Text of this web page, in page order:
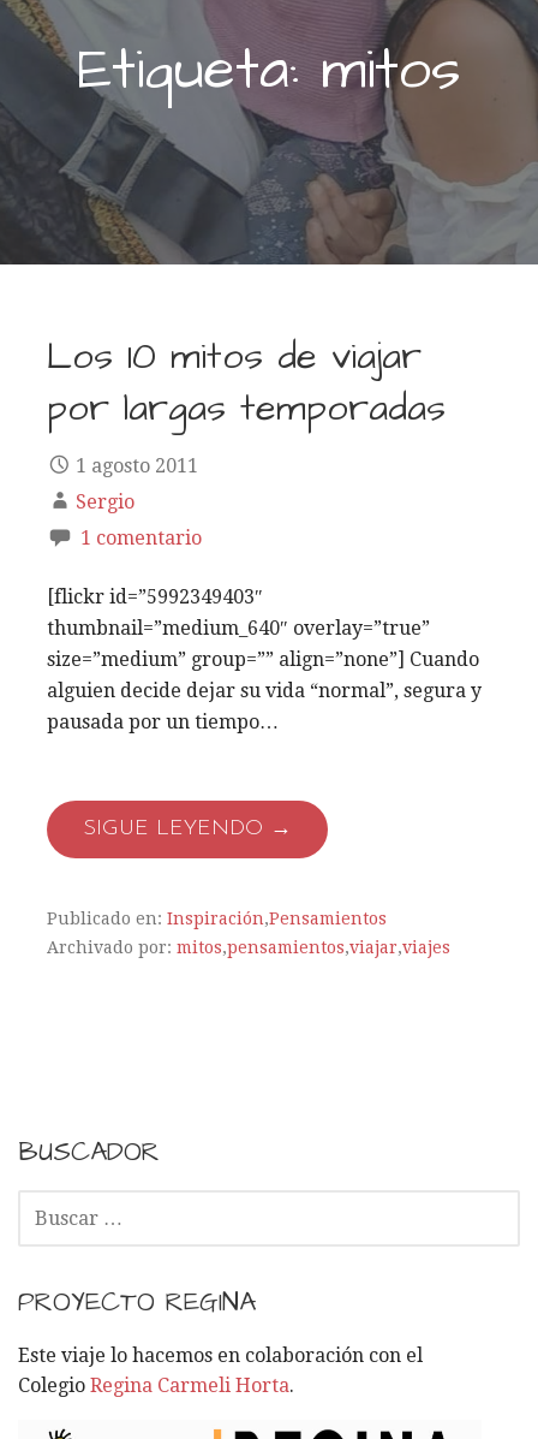
Etiqueta: mitos
Los 10 mitos de viajar
por largas temporadas
1 agosto 2011
Sergio
1 comentario
[flickr id=”5992349403″
thumbnail=”medium_640″ overlay=”true”
size=”medium” group=”” align=”none”] Cuando
alguien decide dejar su vida “normal”, segura y
pausada por un tiempo…
SIGUE LEYENDO →
Publicado en: Inspiración,Pensamientos
Archivado por: mitos,pensamientos,viajar,viajes
BUSCADOR
C
R
:
PROYECTO REGINA
Este viaje lo hacemos en colaboración con el
Colegio Regina Carmeli Horta.